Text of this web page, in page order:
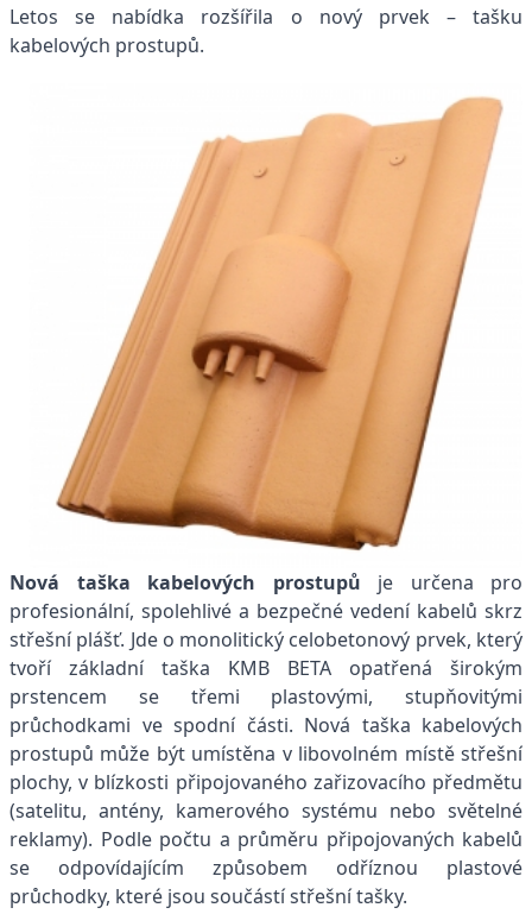
Letos se nabídka rozšířila o nový prvek – tašku
kabelových prostupů.
Nová taška kabelových prostupů je určena pro
profesionální, spolehlivé a bezpečné vedení kabelů skrz
střešní plášť. Jde o monolitický celobetonový prvek, který
tvoří základní taška KMB BETA opatřená širokým
prstencem se třemi plastovými, stupňovitými
průchodkami ve spodní části. Nová taška kabelových
prostupů může být umístěna v libovolném místě střešní
plochy, v blízkosti připojovaného zařizovacího předmětu
(satelitu, antény, kamerového systému nebo světelné
reklamy). Podle počtu a průměru připojovaných kabelů
se odpovídajícím způsobem odříznou plastové
průchodky, které jsou součástí střešní tašky.